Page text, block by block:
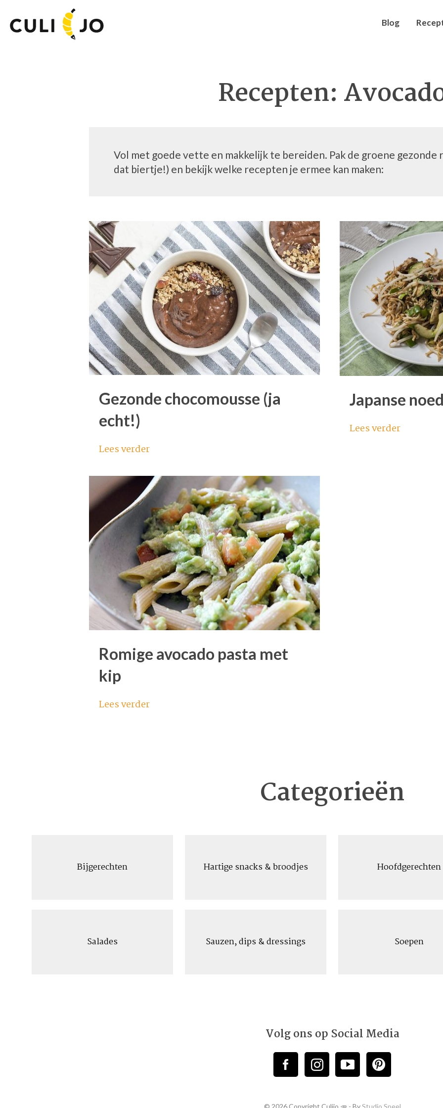
Blog
Recepten:
Vol met goede vette en makkelijk te bereiden. Pak de groene gezonde
dat biertje!) en bekijk welke recepten je ermee kan maken:
Gezonde chocomousse (ja
echt!)
Lees verder
Japanse
Lees verder
Romige avocado pasta met
kip
Lees verder
Categorieën
Bijgerechten Hartige snacks & broodjes Hoofdgerechten
Salades Sauzen, dips & dressings Soepen
Volg ons op Social Media